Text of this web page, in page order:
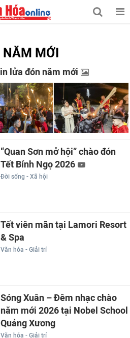
MỚI
lửa đón năm mới
“Quan Sơn mở hội” chào đón
Tết Bính Ngọ 2026
Đời sống - Xã hội
Tết viên mãn tại Lamori Resort
& Spa
Văn hóa - Giải trí
Sóng Xuân – Đêm nhạc chào
năm mới 2026 tại Nobel School
Quảng Xương
Văn hóa - Giải trí